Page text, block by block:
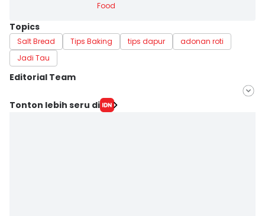
Food
Topics
Salt Bread Tips Baking tips dapur
adonan roti
Jadi Tau
Editorial Team
Editor
Tonton lebih seru di